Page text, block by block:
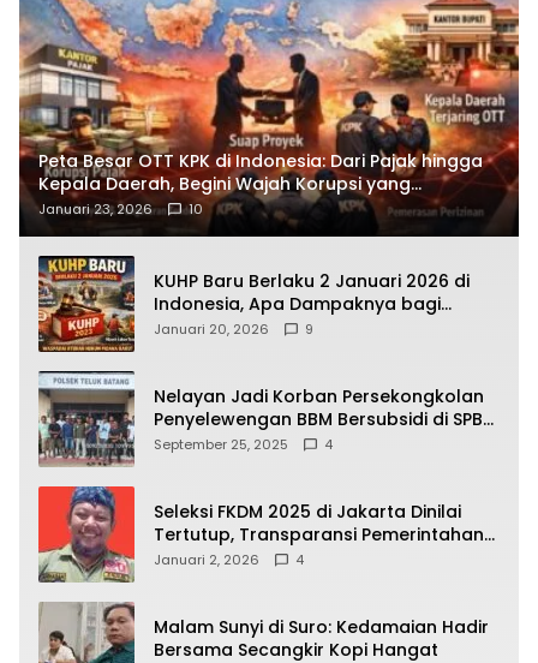
Peta Besar OTT KPK di Indonesia: Dari Pajak hingga
Kepala Daerah, Begini Wajah Korupsi yang
Terbongkar
Januari 23, 2026 10
KUHP Baru Berlaku 2 Januari 2026 di
Indonesia, Apa Dampaknya bagi
Kehidupan Warga? Ini Aturan Kunci
Januari 20, 2026 9
Nelayan Jadi Korban Persekongkolan
Penyelewengan BBM Bersubsidi di SPBU
64.78809 Teluk Batang
September 25, 2025 4
Seleksi FKDM 2025 di Jakarta Dinilai
Tertutup, Transparansi Pemerintahan
Pramono–Rano Dipertanyakan
Januari 2, 2026 4
Malam Sunyi di Suro: Kedamaian Hadir
Bersama Secangkir Kopi Hangat